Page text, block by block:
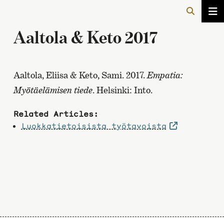
Aaltola & Keto 2017
Aaltola, Eliisa & Keto, Sami. 2017. Empatia:
Myötäelämisen tiede. Helsinki: Into.
Related Articles:
Luokkatietoisista työtavoista